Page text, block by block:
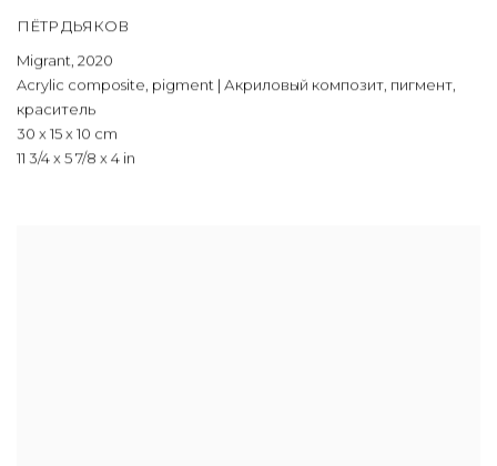
ПЁТР ДЬЯКОВ
Migrant, 2020
Acrylic composite, pigment | Акриловый композит, пигмент,
краситель
30 x 15 x 10 cm
11 3/4 x 5 7/8 x 4 in